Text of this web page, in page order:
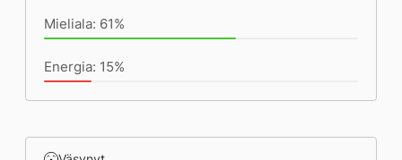
Mieliala: 61%
Energia: 15%